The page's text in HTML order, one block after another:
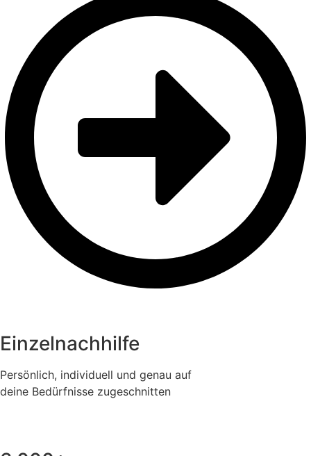
Einzelnachhilfe
Persönlich, individuell und genau auf
deine Bedürfnisse zugeschnitten